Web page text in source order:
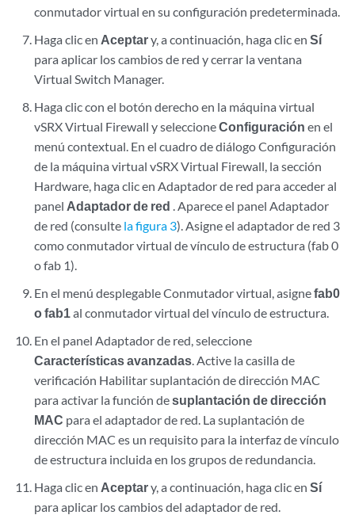
conmutador virtual en su configuración predeterminada.
Haga clic en Aceptary, a continuación, haga clic enSí
para aplicar los cambios de red y cerrar la ventana
Virtual Switch Manager.
Haga clic con el botón derecho en la máquina virtual
vSRX Virtual Firewall y seleccioneConfiguración en el
menú contextual. En el cuadro de diálogo Configuración
de la máquina virtual vSRX Virtual Firewall, la sección
Hardware, haga clic en Adaptador de red para acceder al
panel Adaptador de red . Aparece el panel Adaptador
de red (consulte la figura 3). Asigne el adaptador de red 3
como conmutador virtual de vínculo de estructura (fab 0
o fab 1).
En el menú desplegable Conmutador virtual, asignefab0
o fab1 al conmutador virtual del vínculo de estructura.
En el panel Adaptador de red, seleccione
Características avanzadas . Active la casilla de
verificación Habilitar suplantación de dirección MAC
para activar la función desuplantación de dirección
MAC para el adaptador de red. La suplantación de
dirección MAC es un requisito para la interfaz de vínculo
de estructura incluida en los grupos de redundancia.
Haga clic en Aceptary, a continuación, haga clic enSí
para aplicar los cambios del adaptador de red.